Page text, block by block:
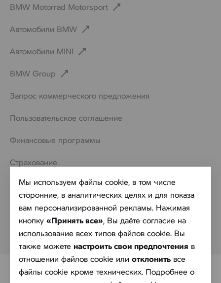
BMW Motorrad Motorsport
Автомобили BMW
Автомобили MINI
BMW Group
Запрос коммерческого предложения
Пользовательское соглашение
Финансовые программы
Страхование
Контакты
Обработка персональных данных
Политика в отношении обработки файлов cookie
Мы используем файлы cookie, в том числе
сторонние, в аналитических целях и для показа
вам персонализированной рекламы. Нажимая
кнопку «Принять все», Вы даёте согласие на
использование всех типов файлов cookie. Вы
также можете настроить свои предпочтения в
отношении файлов cookie или отклонить все
файлы cookie кроме технических. Подробнее о